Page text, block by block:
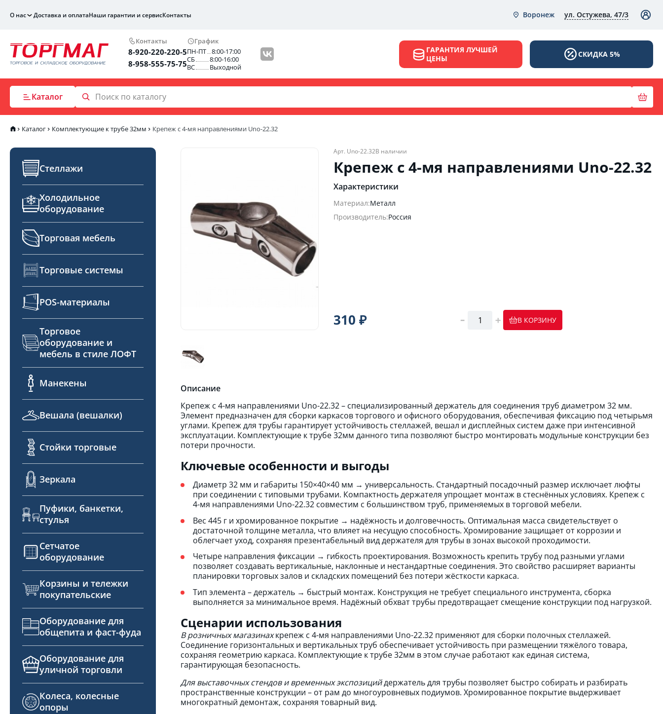
О нас Доставка и оплатаНаши гарантии и сервисКонтакты Воронеж ул. Остужева, 47/3
Контакты
8-920-220-220-5
8-958-555-75-75
График
ПН-ПТ
8:00-17:00
СБ
8:00-16:00
ВС
Выходной
ГАРАНТИЯ ЛУЧШЕЙ
ЦЕНЫ
СКИДКА 5%
Каталог
Каталог Комплектующие к трубе 32мм Крепеж с 4-мя направлениями Unо-22.32
Стеллажи
Холодильное
оборудование
Торговая мебель
Торговые системы
POS-материалы
Торговое
оборудование и
мебель в стиле ЛОФТ
Манекены
Вешала (вешалки)
Стойки торговые
Зеркала
Пуфики, банкетки,
стулья
Сетчатое
оборудование
Корзины и тележки
покупательские
Оборудование для
общепита и фаст-фуда
Оборудование для
уличной торговли
Колеса, колесные
опоры
Арт. Unо-22.32В наличии
Крепеж с 4-мя направлениями Unо-22.32
Характеристики
Материал:Металл
Производитель:Россия
310 ₽ В КОРЗИНУ
Описание
Крепеж с 4-мя направлениями Unо-22.32 – специализированный держатель для соединения труб диаметром 32 мм.
Элемент предназначен для сборки каркасов торгового и офисного оборудования, обеспечивая фиксацию под четырьмя
углами. Крепеж для трубы гарантирует устойчивость стеллажей, вешал и дисплейных систем даже при интенсивной
эксплуатации. Комплектующие к трубе 32мм данного типа позволяют быстро монтировать модульные конструкции без
потери прочности.
Ключевые особенности и выгоды
Диаметр 32 мм и габариты 150×40×40 мм → универсальность. Стандартный посадочный размер исключает люфты
при соединении с типовыми трубами. Компактность держателя упрощает монтаж в стеснённых условиях. Крепеж с
4-мя направлениями Unо-22.32 совместим с большинством труб, применяемых в торговой мебели.
Вес 445 г и хромированное покрытие → надёжность и долговечность. Оптимальная масса свидетельствует о
достаточной толщине металла, что влияет на несущую способность. Хромирование защищает от коррозии и
облегчает уход, сохраняя презентабельный вид держателя для трубы в зонах высокой проходимости.
Четыре направления фиксации → гибкость проектирования. Возможность крепить трубу под разными углами
позволяет создавать вертикальные, наклонные и нестандартные соединения. Это свойство расширяет варианты
планировки торговых залов и складских помещений без потери жёсткости каркаса.
Тип элемента – держатель → быстрый монтаж. Конструкция не требует специального инструмента, сборка
выполняется за минимальное время. Надёжный обхват трубы предотвращает смещение конструкции под нагрузкой.
Сценарии использования
В розничных магазинахкрепеж с 4-мя направлениями Unо-22.32 применяют для сборки полочных стеллажей.
Соединение горизонтальных и вертикальных труб обеспечивает устойчивость при размещении тяжёлого товара,
сохраняя геометрию каркаса. Комплектующие к трубе 32мм в этом случае работают как единая система,
гарантирующая безопасность.
Для выставочных стендов и временных экспозицийдержатель для трубы позволяет быстро собирать и разбирать
пространственные конструкции – от рам до многоуровневых подиумов. Хромированное покрытие выдерживает
многократный демонтаж, сохраняя товарный вид.